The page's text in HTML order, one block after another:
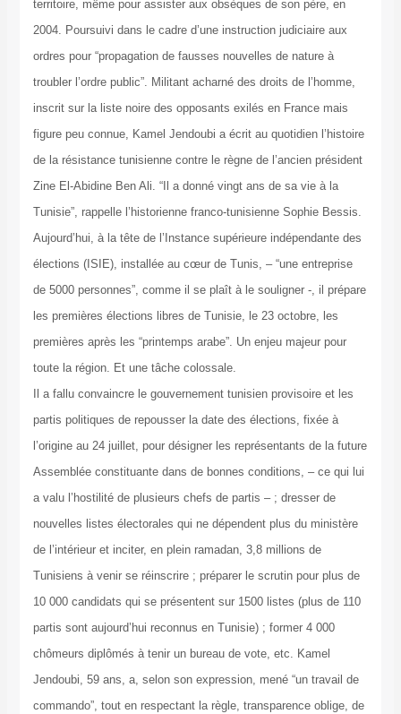
territoire, même pour assister aux obsèques de son père, en
2004. Poursuivi dans le cadre d’une instruction judiciaire aux
ordres pour “propagation de fausses nouvelles de nature à
troubler l’ordre public”. Militant acharné des droits de l’homme,
inscrit sur la liste noire des opposants exilés en France mais
figure peu connue, Kamel Jendoubi a écrit au quotidien l’histoire
de la résistance tunisienne contre le règne de l’ancien président
Zine El-Abidine Ben Ali. “Il a donné vingt ans de sa vie à la
Tunisie”, rappelle l’historienne franco-tunisienne Sophie Bessis.
Aujourd’hui, à la tête de l’Instance supérieure indépendante des
élections (ISIE), installée au cœur de Tunis, – “une entreprise
de 5000 personnes”, comme il se plaît à le souligner -, il prépare
les premières élections libres de Tunisie, le 23 octobre, les
premières après les “printemps arabe”. Un enjeu majeur pour
toute la région. Et une tâche colossale.
Il a fallu convaincre le gouvernement tunisien provisoire et les
partis politiques de repousser la date des élections, fixée à
l’origine au 24 juillet, pour désigner les représentants de la future
Assemblée constituante dans de bonnes conditions, – ce qui lui
a valu l’hostilité de plusieurs chefs de partis – ; dresser de
nouvelles listes électorales qui ne dépendent plus du ministère
de l’intérieur et inciter, en plein ramadan, 3,8 millions de
Tunisiens à venir se réinscrire ; préparer le scrutin pour plus de
10 000 candidats qui se présentent sur 1500 listes (plus de 110
partis sont aujourd’hui reconnus en Tunisie) ; former 4 000
chômeurs diplômés à tenir un bureau de vote, etc. Kamel
Jendoubi, 59 ans, a, selon son expression, mené “un travail de
commando”, tout en respectant la règle, transparence oblige, de